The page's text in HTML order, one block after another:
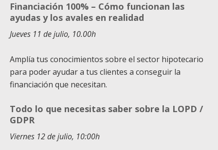
Financiación 100% – Cómo funcionan las
ayudas y los avales en realidad
Jueves 11 de julio, 10.00h
Amplía tus conocimientos sobre el sector hipotecario
para poder ayudar a tus clientes a conseguir la
financiación que necesitan.
Todo lo que necesitas saber sobre la LOPD /
GDPR
Viernes 12 de julio, 10:00h